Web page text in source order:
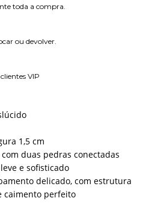
toda a compra.
ou devolver.
VIP
1,5 cm
duas pedras conectadas
e sofisticado
delicado, com estrutura
caimento perfeito